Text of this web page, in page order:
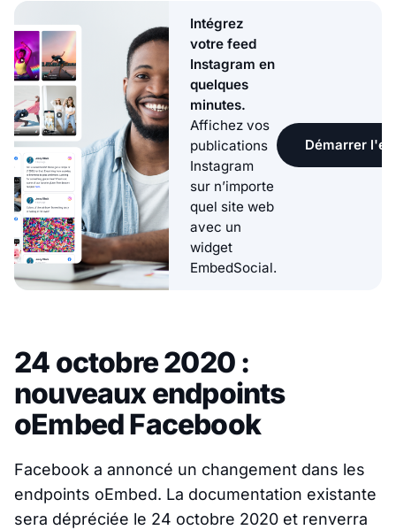
Intégrez
votre feed
Instagram en
quelques
minutes.
Affichez vos
publications
Instagram
sur n’importe
quel site web
avec un
widget
EmbedSocial.
Démarrer
24 octobre 2020 :
nouveaux endpoints
oEmbed Facebook
Facebook a annoncé un changement dans les
endpoints oEmbed. La documentation existante
sera dépréciée le 24 octobre 2020 et renverra